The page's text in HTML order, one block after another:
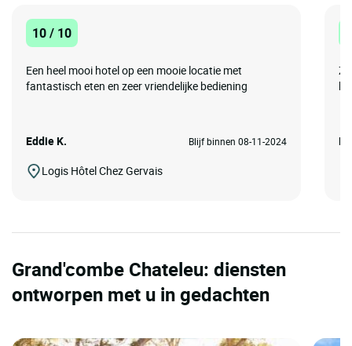
10 / 10
Een heel mooi hotel op een mooie locatie met
fantastisch eten en zeer vriendelijke bediening
Eddie K. Blijf binnen 08-11-2024
Logis Hôtel Chez Gervais
Grand'combe Chateleu: diensten
ontworpen met u in gedachten